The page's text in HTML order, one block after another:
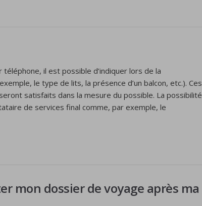
il est possible d’indiquer lors de la
le type de lits, la présence d’un balcon, etc.). Ces
satisfaits dans la mesure du possible. La possibilité
de services final comme, par exemple, le
mon dossier de voyage après ma